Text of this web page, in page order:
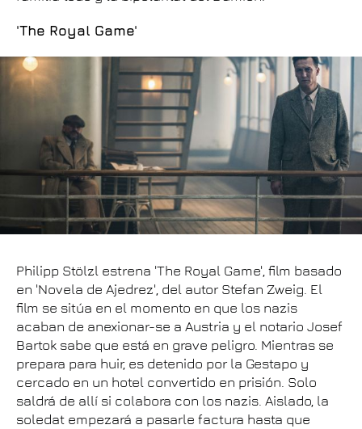
'The Royal Game'
Philipp Stölzl estrena 'The Royal Game', film basado
en 'Novela de Ajedrez', del autor Stefan Zweig. El
film se sitúa en el momento en que los nazis
acaban de anexionar-se a Austria y el notario Josef
Bartok sabe que está en grave peligro. Mientras se
prepara para huir, es detenido por la Gestapo y
cercado en un hotel convertido en prisión. Solo
saldrá de allí si colabora con los nazis. Aislado, la
soledat empezará a pasarle factura hasta que